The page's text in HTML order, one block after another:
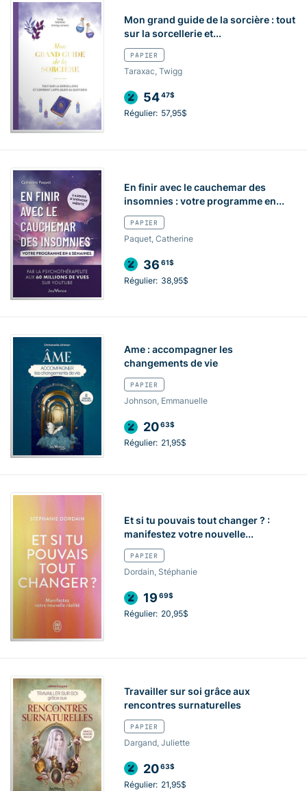
Mon grand guide de la sorcière : tout
sur la sorcellerie et...
PAPIER
Taraxac, Twigg
5447$
Régulier: 57,95$
En finir avec le cauchemar des
insomnies : votre programme en...
PAPIER
Paquet, Catherine
36 61$
Régulier: 38,95$
Ame : accompagner les
changements de vie
PAPIER
Johnson, Emmanuelle
2063$
Régulier: 21,95$
Et si tu pouvais tout changer ? :
manifestez votre nouvelle...
PAPIER
Dordain, Stéphanie
19 69$
Régulier: 20,95$
Travailler sur soi grâce aux
rencontres surnaturelles
PAPIER
Dargand, Juliette
2063$
Régulier: 21,95$